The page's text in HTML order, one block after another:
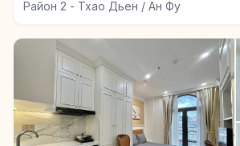
Район 2 - Тхао Дьен / Ан Фу